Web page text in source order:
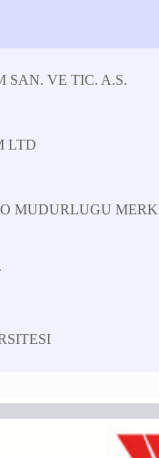
SAN. VE TIC. A.S.
LTD
MUDURLUGU